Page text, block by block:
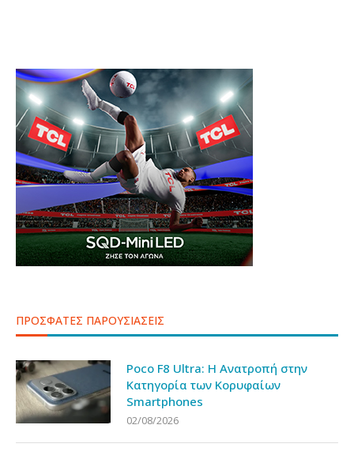
ΠΡΟΣΦΑΤΕΣ ΠΑΡΟΥΣΙΑΣΕΙΣ
Poco F8 Ultra: Η Ανατροπή στην
Κατηγορία των Κορυφαίων
Smartphones
02/08/2026